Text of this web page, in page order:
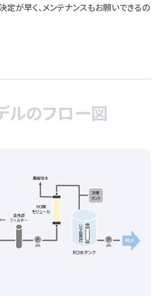
定が早く、メンテナンスもお願いできるの
ルのフロー図